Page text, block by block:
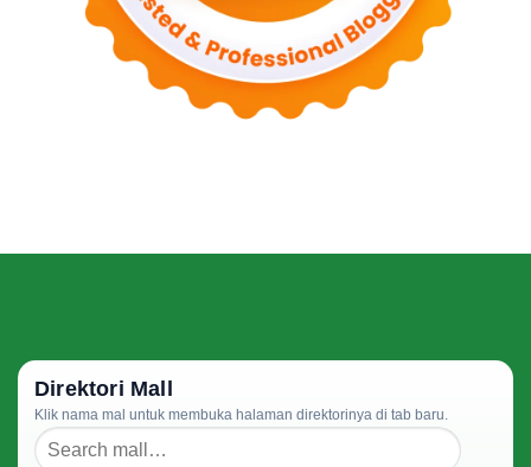
Direktori Mall
Klik nama mal untuk membuka halaman direktorinya di tab baru.